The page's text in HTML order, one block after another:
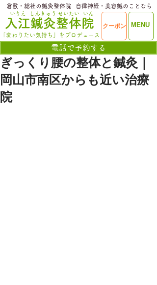
ME
​入江鍼灸整体院
いりえ
MENU
クーポン
電話で予約する
せいたい
しんきゅう いん
「変わりたい気持ち」をプロデュース
​倉敷・総社の鍼灸整体院 ​自律神経・美容鍼のことなら
ぎっくり腰の整体と鍼灸｜
岡山市南区からも近い治療
院